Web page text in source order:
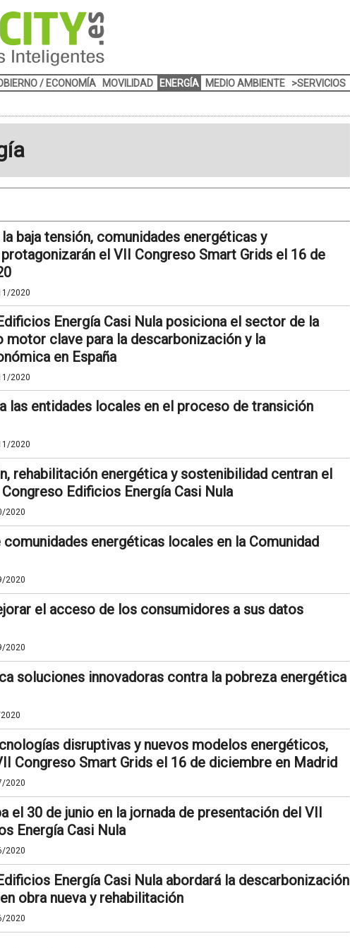
/ ECONOMÍA MOVILIDAD ENERGÍA MEDIO AMBIENTE >SERVICIOS
baja tensión, comunidades energéticas y
el VII Congreso Smart Grids el 16 de
2020
Energía Casi Nula posiciona el sector de la
clave para la descarbonización y la
en España
2020
a las entidades locales en el proceso de transición
2020
rehabilitación energética y sostenibilidad centran el
Edificios Energía Casi Nula
2020
comunidades energéticas locales en la Comunidad
2020
el acceso de los consumidores a sus datos
2020
soluciones innovadoras contra la pobreza energética
disruptivas y nuevos modelos energéticos,
Congreso Smart Grids el 16 de diciembre en Madrid
2020
el 30 de junio en la jornada de presentación del VII
Energía Casi Nula
2020
Energía Casi Nula abordará la descarbonización
obra nueva y rehabilitación
2020